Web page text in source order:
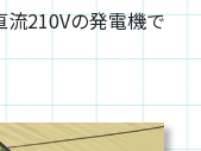
210Vの発電機で